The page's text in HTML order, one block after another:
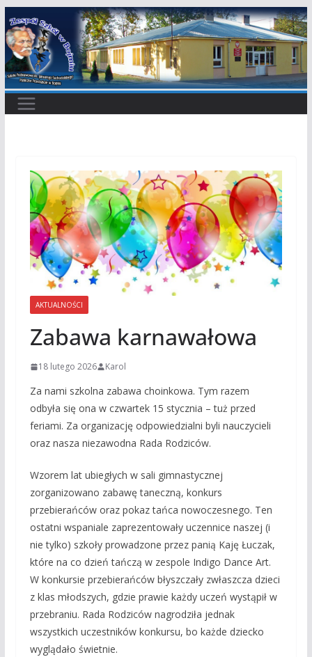
Przejdź
do
treści
AKTUALNOŚCI
Zabawa karnawałowa
18 lutego 2026 Karol
Za nami szkolna zabawa choinkowa. Tym razem
odbyła się ona w czwartek 15 stycznia – tuż przed
feriami. Za organizację odpowiedzialni byli nauczycieli
oraz nasza niezawodna Rada Rodziców.
Wzorem lat ubiegłych w sali gimnastycznej
zorganizowano zabawę taneczną, konkurs
przebierańców oraz pokaz tańca nowoczesnego. Ten
ostatni wspaniale zaprezentowały uczennice naszej (i
nie tylko) szkoły prowadzone przez panią Kaję Łuczak,
które na co dzień tańczą w zespole Indigo Dance Art.
W konkursie przebierańców błyszczały zwłaszcza dzieci
z klas młodszych, gdzie prawie każdy uczeń wystąpił w
przebraniu. Rada Rodziców nagrodziła jednak
wszystkich uczestników konkursu, bo każde dziecko
wyglądało świetnie.